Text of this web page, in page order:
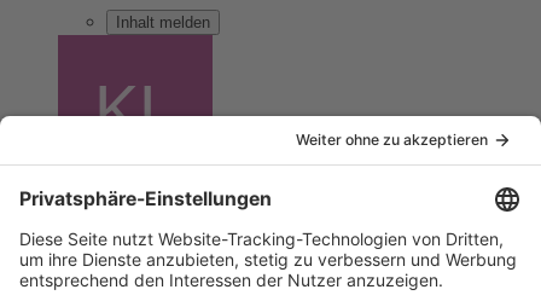
Inhalt melden
K.A.R.R.s Lady
Beiträge
49